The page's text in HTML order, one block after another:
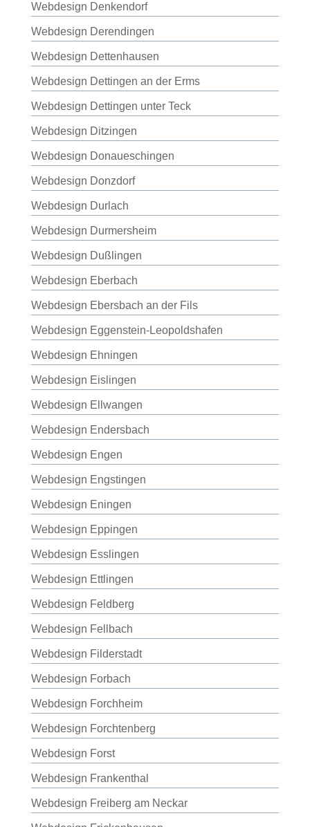
Webdesign Denkendorf
Webdesign Derendingen
Webdesign Dettenhausen
Webdesign Dettingen an der Erms
Webdesign Dettingen unter Teck
Webdesign Ditzingen
Webdesign Donaueschingen
Webdesign Donzdorf
Webdesign Durlach
Webdesign Durmersheim
Webdesign Dußlingen
Webdesign Eberbach
Webdesign Ebersbach an der Fils
Webdesign Eggenstein-Leopoldshafen
Webdesign Ehningen
Webdesign Eislingen
Webdesign Ellwangen
Webdesign Endersbach
Webdesign Engen
Webdesign Engstingen
Webdesign Eningen
Webdesign Eppingen
Webdesign Esslingen
Webdesign Ettlingen
Webdesign Feldberg
Webdesign Fellbach
Webdesign Filderstadt
Webdesign Forbach
Webdesign Forchheim
Webdesign Forchtenberg
Webdesign Forst
Webdesign Frankenthal
Webdesign Freiberg am Neckar